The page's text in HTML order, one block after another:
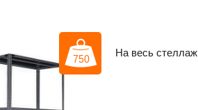
На весь стеллаж